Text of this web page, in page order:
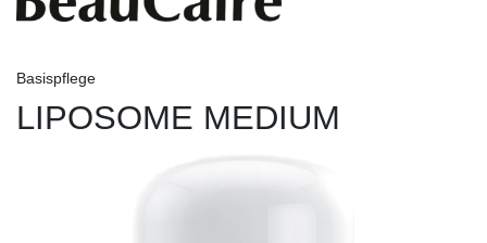
Basispflege
LIPOSOME MEDIUM